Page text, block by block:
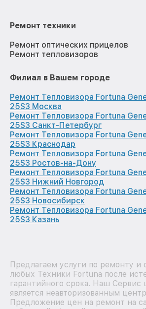
Ремонт техники
Ремонт оптических прицелов
Ремонт тепловизоров
Филиал в Вашем городе
Ремонт Тепловизора Fortuna
25S3 Москва
Ремонт Тепловизора Fortuna
25S3 Санкт-Петербург
Ремонт Тепловизора Fortuna
25S3 Краснодар
Ремонт Тепловизора Fortuna
25S3 Ростов-на-Дону
Ремонт Тепловизора Fortuna
25S3 Нижний Новгород
Ремонт Тепловизора Fortuna
25S3 Новосибирск
Ремонт Тепловизора Fortuna
25S3 Казань
Предлагаем услуги по ремонту и
любых Техники Fortuna после
гарантийного срока. Наш Сервис
является неавторизованным
Предложение цен на ремонт на